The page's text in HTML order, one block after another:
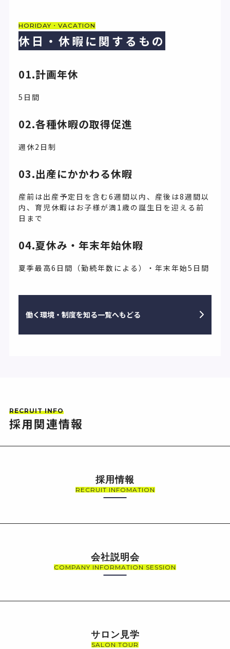
HORIDAY・VACATION
休日・休暇に関するもの
01.計画年休
5日間
02.各種休暇の取得促進
週休2日制
03.出産にかかわる休暇
産前は出産予定日を含む6週間以内、産後は8週間以
内、育児休暇はお子様が満1歳の誕生日を迎える前
日まで
04.夏休み・年末年始休暇
夏季最高6日間（勤続年数による）・年末年始5日間
働く環境・制度を知る一覧へもどる
RECRUIT INFO
採用関連情報
採用情報
RECRUIT INFOMATION
会社説明会
COMPANY INFORMATION SESSION
サロン見学
SALON TOUR